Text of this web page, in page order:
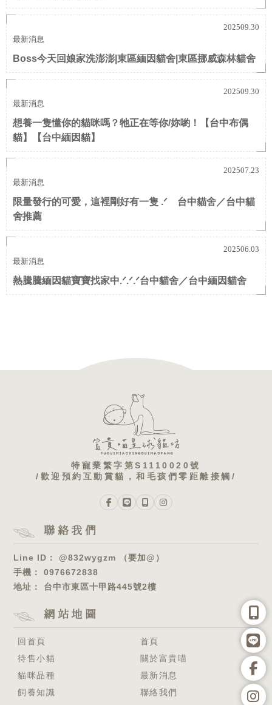
202509.30
最新消息
Boss今天回娘家洗澎澎|東區緬因貓舍|東區挪威森林貓舍
202509.30
最新消息
想養一隻懂你的貓咪嗎？牠正在等你/妳喲！【台中布偶
貓】【台中緬因貓】
202507.23
最新消息
限量發行的可愛，這裡剛好有一隻 .ᐟ 台中貓舍／台中貓
舍推薦
202506.03
最新消息
熱騰騰緬因貓寶寶找家中.ᐟ.ᐟ.ᐟ台中貓舍／台中緬因貓舍
@832wygzm （要加@）
0976672838
台中市東區十甲路445號2樓
回首頁
首頁
待售小貓
關於富貴喵
貓咪品種
最新消息
飼養知識
聯絡我們